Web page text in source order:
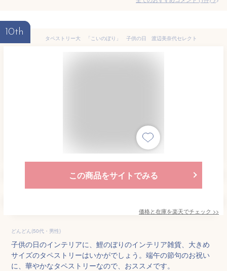
10th
タペストリー大 「こいのぼり」 子供の日 渡辺美奈代セレクト
この商品をサイトでみる
価格と在庫を楽天でチェック >>
どんどん(50代・男性)
子供の日のインテリアに、鯉のぼりのインテリア雑貨、大きめ
サイズのタペストリーはいかがでしょう。端午の節句のお祝い
に、華やかなタペストリーなので、おススメです。